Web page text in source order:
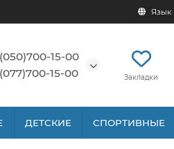
Язык
15-00
15-00
Закладки
ДЕТСКИЕ СПОРТИВНЫЕ